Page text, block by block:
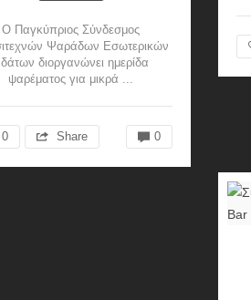
Ο Παγκύπριος Σύνδεσμος
Ψαράδων Εσωτερικών
διοργανώνει ημερίδα
ψαρέματος για μικρά ...
0 Share 0